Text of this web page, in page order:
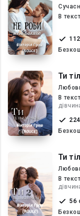
В
Ти
В
Ти
В